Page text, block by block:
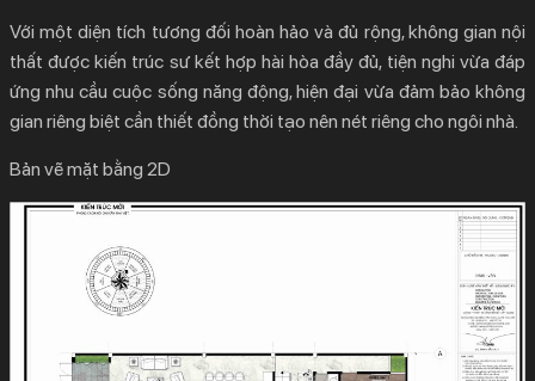
Với một diện tích tương đối hoàn hảo và đủ rộng, không gian nội
thất được kiến trúc sư kết hợp hài hòa đầy đủ, tiện nghi vừa đáp
ứng nhu cầu cuộc sống năng động, hiện đại vừa đảm bảo không
gian riêng biệt cần thiết đồng thời tạo nên nét riêng cho ngôi nhà.
Bản vẽ mặt bằng 2D